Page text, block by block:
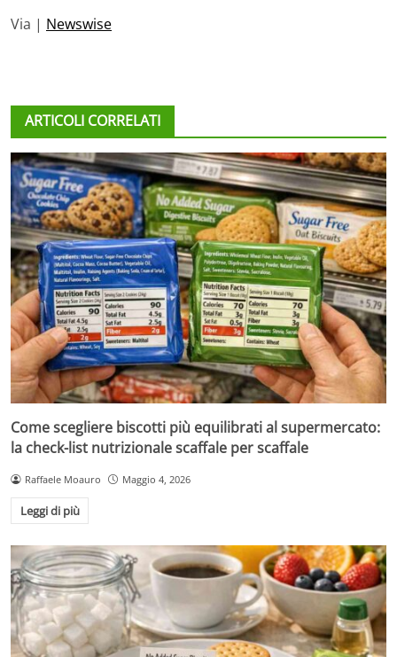
Via | Newswise
ARTICOLI CORRELATI
Come scegliere biscotti più equilibrati al supermercato:
la check-list nutrizionale scaffale per scaffale
Raffaele Moauro Maggio 4, 2026
Leggi di più